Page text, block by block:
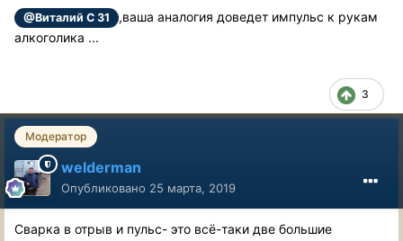
@Виталий С 31
,ваша аналогия доведет импульс к рукам
алкоголика ...
3
Модератор
welderman
Опубликовано 25 марта, 2019
Сварка в отрыв и пульс- это всё-таки две большие